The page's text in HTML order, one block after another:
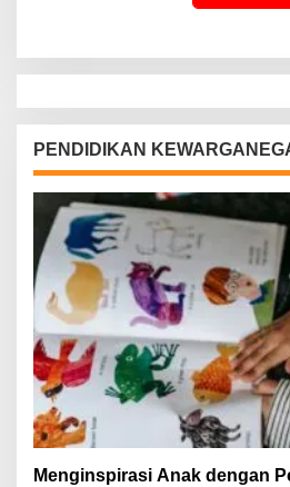
PENDIDIKAN
Menginspirasi Anak dengan